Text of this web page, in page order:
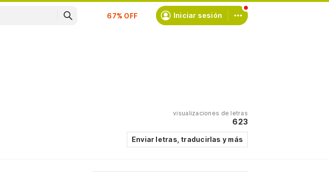
Suscríbete Iniciar sesión
visualizaciones de letras
623
Enviar letras, traducirlas y más